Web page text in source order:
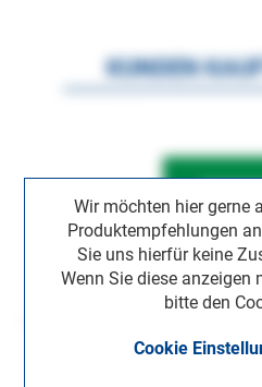
Wir möchten hier gerne
Produktempfehlungen
Sie uns hierfür keine
Wenn Sie diese anzeigen
bitte den
Cookie
KUNDEN